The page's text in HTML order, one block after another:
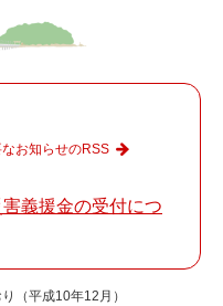
義援金の受付につ
お知らせのRSS
（平成10年12月）